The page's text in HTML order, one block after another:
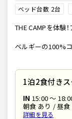
ベッド台数 2台
THE CAMPを体験
ベルギーの100%
冬キャンプにも
快適に過ごせる設
BBQハウスにシ
各サイト専用ウッ
快適なアウトドア
1泊2食付き
IN 15:00 〜
朝食 あり / 昼食
詳細を見る